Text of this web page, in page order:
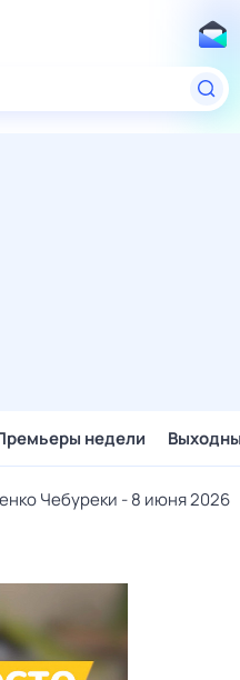
недели
Чебуреки - 8 июня 2026